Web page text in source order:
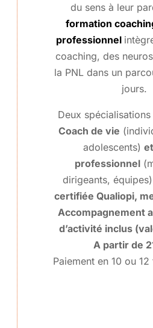
du sens à leur
formation
professionnel
coaching, des
la PNL dans un
jours.
Deux
Coach de vie
adolescents)
professionnel
dirigeants,
certifiée Qualiopi,
Accompagnement
d’activité inclus
A partir de
Paiement en 10 ou